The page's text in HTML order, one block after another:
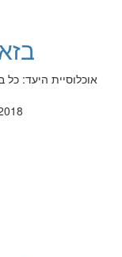
בזאר
אוכלוסיית היעד: